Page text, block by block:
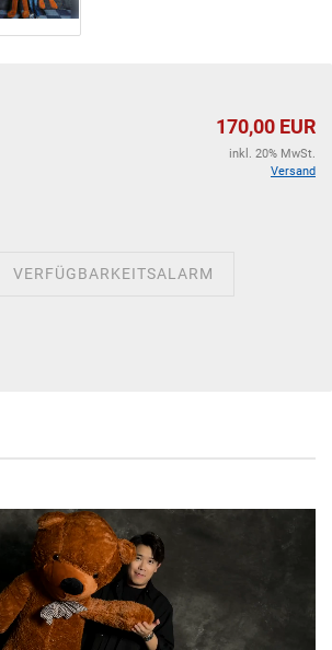
170,00 EUR
inkl. 20% MwSt.
Versand
VERFÜGBARKEITSALARM